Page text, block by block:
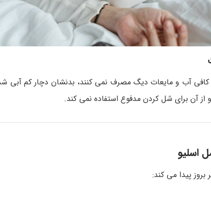
کافی آب و مایعات دیگ مصرف نمی کنند، بدنشان دچار کم
آن برای شل کردن مدفوع استفاده نمی کند.
اسلیو
بروز پیدا می کند: